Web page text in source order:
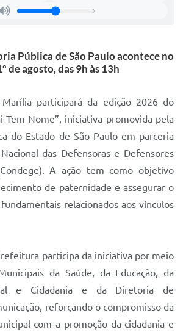
Pública de São Paulo acontece no
de agosto, das 9h às 13h
participará da edição 2026 do
Tem Nome”, iniciativa promovida pela
do Estado de São Paulo em parceria
das Defensoras e Defensores
A ação tem como objetivo
de paternidade e assegurar o
relacionados aos vínculos
participa da iniciativa por meio
da Saúde, da Educação, da
e Cidadania e da Diretoria de
reforçando o compromisso da
com a promoção da cidadania e